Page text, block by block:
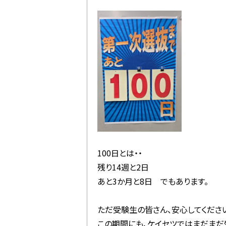
100日とは・・
残り14週と2日
あと3か月と8日 でもあります。
ただ受験生の皆さん、安心してください
この期間にも、ケイセツではまだま